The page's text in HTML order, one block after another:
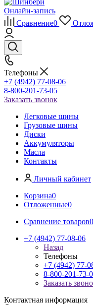
Онлайн-запись
Сравнение0
Телефоны
+7 (4942) 77-08-06
8-800-201-73-05
Заказать звонок
Легковые шины
Грузовые шины
Диски
Аккумуляторы
Масла
Контакты
Личный кабинет
Корзина0
Отложенные0
Сравнение товаров0
+7 (4942) 77-08-06
Назад
Телефоны
+7 (4942) 77-
8-800-201-73-
Заказать
Контактная информация